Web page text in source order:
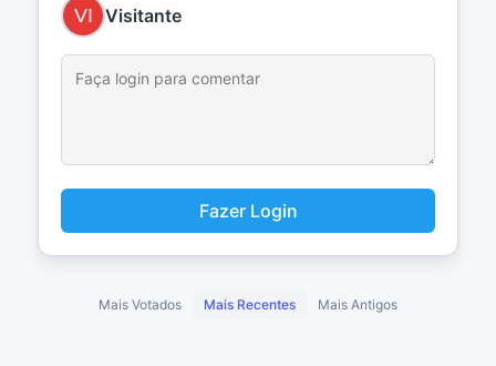
Visitante
Fazer Login
Mais Votados Mais Recentes Mais Antigos